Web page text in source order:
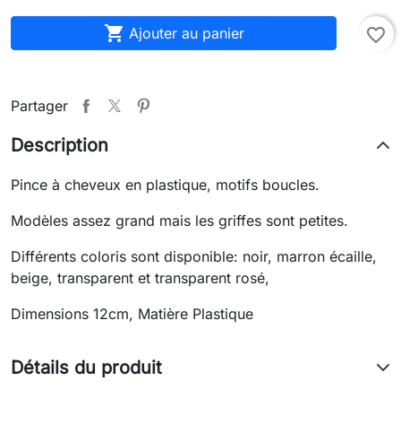
 Ajouter au panier favorite_border
Partager
Description
Pince à cheveux en plastique, motifs boucles.
Modèles assez grand mais les griffes sont petites.
Différents coloris sont disponible: noir, marron écaille,
beige, transparent et transparent rosé,
Dimensions 12cm, Matière Plastique
Détails du produit